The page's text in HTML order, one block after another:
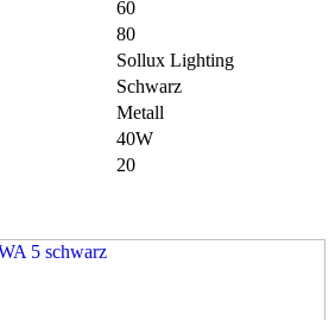
60
80
Sollux Lighting
Schwarz
Metall
40W
20